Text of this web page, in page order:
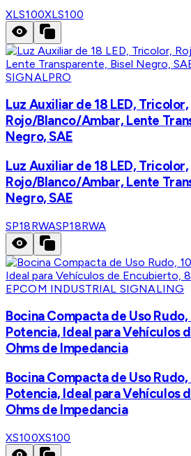
XLS100XLS100
SIGNALPRO
Luz Auxiliar de 18 LED, Tricolor,
Rojo/Blanco/Ambar, Lente
Negro, SAE
Luz Auxiliar de 18 LED, Tricolor,
Rojo/Blanco/Ambar, Lente
Negro, SAE
SP18RWASP18RWA
EPCOM INDUSTRIAL SIGNALING
Bocina Compacta de Uso
Potencia, Ideal para Vehículos
Ohms de Impedancia
Bocina Compacta de Uso
Potencia, Ideal para Vehículos
Ohms de Impedancia
XS100XS100